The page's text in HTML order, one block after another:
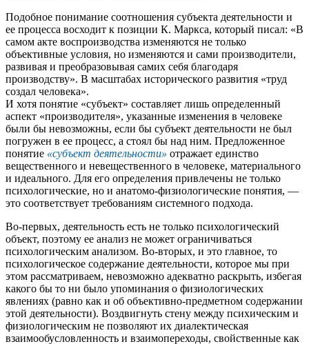
Подобное понимание соотношения субъекта деятельности и
ее процесса восходит к позиции К. Маркса, который писал: «В
самом акте воспроизводства изменяются не только
объективные условия, но изменяются и сами производители,
развивая и преобразовывая самих себя благодаря
производству». В масштабах исторического развития «труд
создал человека».
И хотя понятие «субъект» составляет лишь определенный
аспект «производителя», указанные изменения в человеке
были бы невозможны, если бы субъект деятельности не был
погружен в ее процесс, а стоял бы над ним. Предложенное
понятие «субъект деятельности» отражает единство
вещественного и невещественного в человеке, материального
и идеального. Для его определения привлечены не только
психологические, но и анатомо-физиологические понятия, —
это соответствует требованиям системного подхода.
Во-первых, деятельность есть не только психологический
объект, поэтому ее анализ не может ограничиваться
психологическим анализом. Во-вторых, и это главное, то
психологическое содержание деятельности, которое мы при
этом рассматриваем, невозможно адекватно раскрыть, избегая
какого бы то ни было упоминания о физиологических
явлениях (равно как и об объективно-предметном содержании
этой деятельности). Воздвигнуть стену между психическим и
физиологическим не позволяют их диалектическая
взаимообусловленность и взаимопереходы, свойственные как